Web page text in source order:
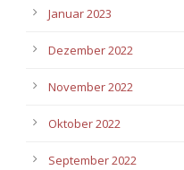
Januar 2023
Dezember 2022
November 2022
Oktober 2022
September 2022